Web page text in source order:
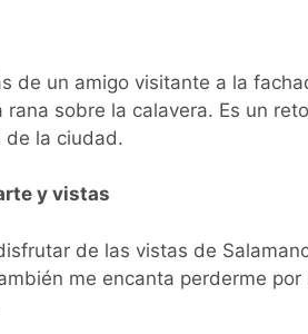
de un amigo visitante a la
sobre la calavera. Es un
de la ciudad.
y vistas
de las vistas de
me encanta perderme